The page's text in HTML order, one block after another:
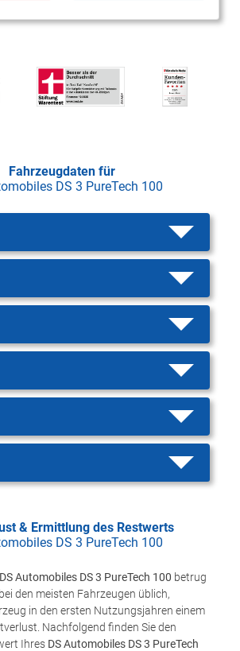
Fahrzeugdaten für
DS 3 PureTech 100
& Ermittlung des Restwerts
DS 3 PureTech 100
DS Automobiles DS 3 PureTech 100 betrug
bei den meisten Fahrzeugen üblich,
in den ersten Nutzungsjahren einem
Nachfolgend finden Sie den
Ihres DS Automobiles DS 3 PureTech